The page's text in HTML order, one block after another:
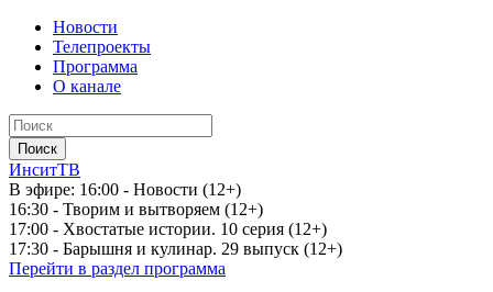
Новости
Телепроекты
Программа
О канале
ИнситТВ
В эфире: 16:00 - Новости (12+)
16:30 - Творим и вытворяем (12+)
17:00 - Хвостатые истории. 10 серия (12+)
17:30 - Барышня и кулинар. 29 выпуск (12+)
Перейти в раздел программа